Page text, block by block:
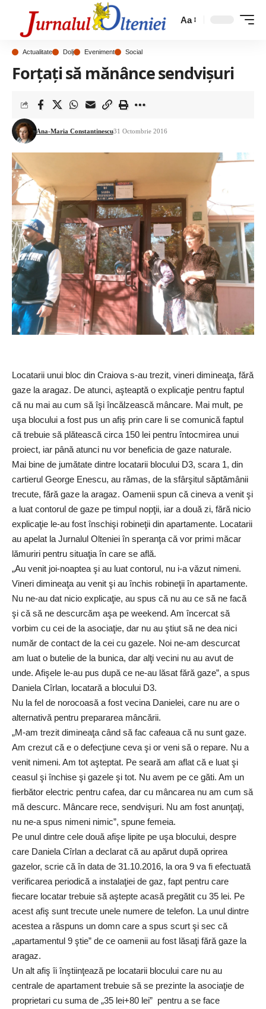
Aa
Actualitate Dolj Eveniment Social
Forţaţi să mănânce sendvişuri
Ana-Maria Constantinescu31 Octombrie 2016
Locatarii unui bloc din Craiova s-au trezit, vineri dimineaţa, fără
gaze la aragaz. De atunci, aşteaptă o explicaţie pentru faptul
că nu mai au cum să îşi încălzească mâncare. Mai mult, pe
uşa blocului a fost pus un afiş prin care li se comunică faptul
că trebuie să plătească circa 150 lei pentru întocmirea unui
proiect, iar până atunci nu vor beneficia de gaze naturale.
Mai bine de jumătate dintre locatarii blocului D3, scara 1, din
cartierul George Enescu, au rămas, de la sfârşitul săptămânii
trecute, fără gaze la aragaz. Oamenii spun că cineva a venit şi
a luat contorul de gaze pe timpul nopţii, iar a două zi, fără nicio
explicaţie le-au fost înschişi robineţii din apartamente. Locatarii
au apelat la Jurnalul Olteniei în speranţa că vor primi măcar
lămuriri pentru situaţia în care se află.
„Au venit joi-noaptea şi au luat contorul, nu i-a văzut nimeni.
Vineri dimineaţa au venit şi au închis robineţii în apartamente.
Nu ne-au dat nicio explicaţie, au spus că nu au ce să ne facă
şi că să ne descurcăm aşa pe weekend. Am încercat să
vorbim cu cei de la asociaţie, dar nu au ştiut să ne dea nici
număr de contact de la cei cu gazele. Noi ne-am descurcat
am luat o butelie de la bunica, dar alţi vecini nu au avut de
unde. Afişele le-au pus după ce ne-au lăsat fără gaze”, a spus
Daniela Cîrlan, locatară a blocului D3.
Nu la fel de norocoasă a fost vecina Danielei, care nu are o
alternativă pentru prepararea mâncării.
„M-am trezit dimineaţa când să fac cafeaua că nu sunt gaze.
Am crezut că e o defecţiune ceva şi or veni să o repare. Nu a
venit nimeni. Am tot aşteptat. Pe seară am aflat că e luat şi
ceasul şi închise şi gazele şi tot. Nu avem pe ce găti. Am un
fierbător electric pentru cafea, dar cu mâncarea nu am cum să
mă descurc. Mâncare rece, sendvişuri. Nu am fost anunţaţi,
nu ne-a spus nimeni nimic”, spune femeia.
Pe unul dintre cele două afişe lipite pe uşa blocului, despre
care Daniela Cîrlan a declarat că au apărut după oprirea
gazelor, scrie că în data de 31.10.2016, la ora 9 va fi efectuată
verificarea periodică a instalaţiei de gaz, fapt pentru care
fiecare locatar trebuie să aştepte acasă pregătit cu 35 lei. Pe
acest afiş sunt trecute unele numere de telefon. La unul dintre
acestea a răspuns un domn care a spus scurt şi sec că
„apartamentul 9 ştie” de ce oamenii au fost lăsaţi fără gaze la
aragaz.
Un alt afiş îi înştiinţează pe locatarii blocului care nu au
centrale de apartament trebuie să se prezinte la asociaţie de
proprietari cu suma de „35 lei+80 lei” pentru a se face